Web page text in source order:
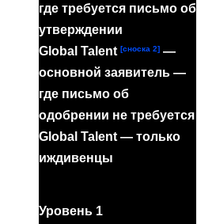
где требуется письмо об
утверждении
Global Talent [сноска 2] —
основной заявитель —
где письмо об
одобрении не требуется
Global Talent — только
иждивенцы
Уровень 1